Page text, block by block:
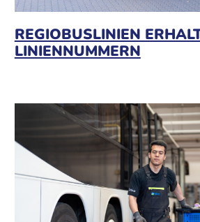
REGIOBUSLINIEN
LINIENNUMMERN